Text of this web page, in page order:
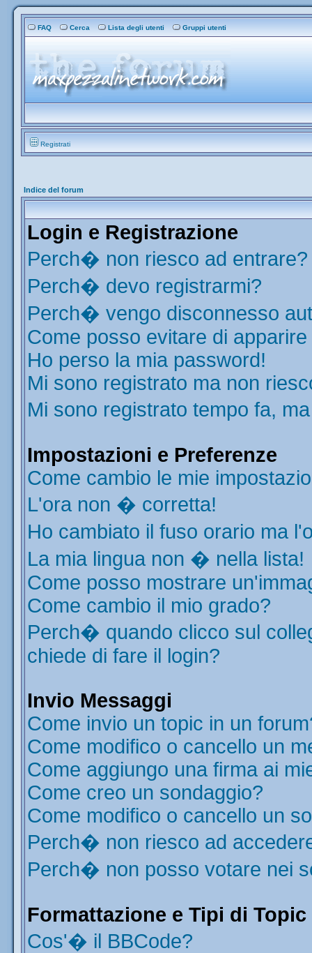
FAQ Cerca Lista degli utenti Gruppi utenti
Registrati
Indice del forum
Login e Registrazione
Perch� non riesco ad entrare?
Perch� devo registrarmi?
Perch� vengo disconnesso
Come posso evitare di
Ho perso la mia password!
Mi sono registrato ma non
Mi sono registrato tempo fa,
Impostazioni e Preferenze
Come cambio le mie
L'ora non � corretta!
Ho cambiato il fuso orario ma
La mia lingua non � nella lista!
Come posso mostrare
Come cambio il mio grado?
Perch� quando clicco sul
chiede di fare il login?
Invio Messaggi
Come invio un topic in un
Come modifico o cancello un
Come aggiungo una firma ai
Come creo un sondaggio?
Come modifico o cancello un
Perch� non riesco ad
Perch� non posso votare nei
Formattazione e Tipi di Topic
Cos'� il BBCode?